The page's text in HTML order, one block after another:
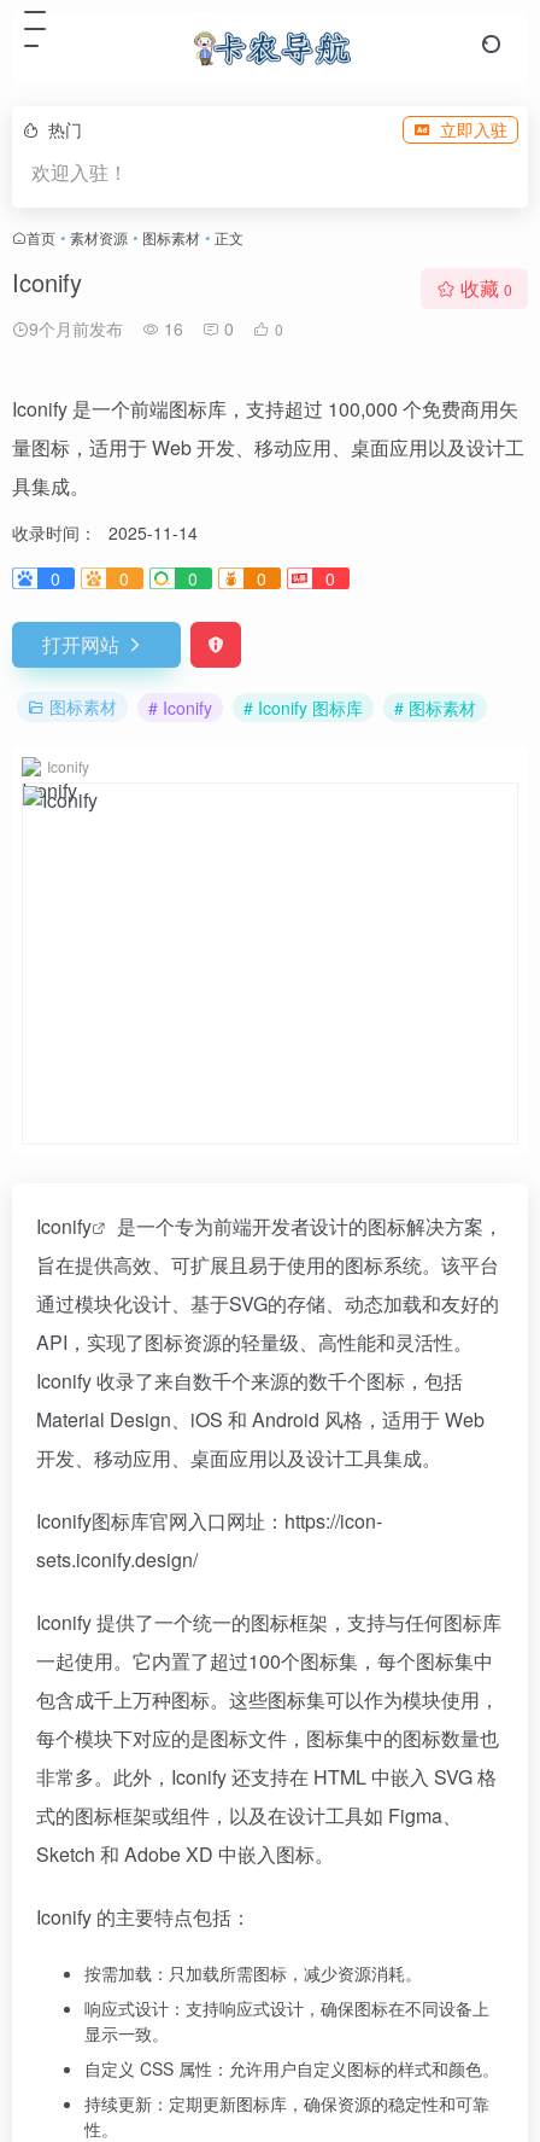
热门 立即入驻
欢迎入驻！
首页 • 素材资源 • 图标素材 • 正文
Iconify
9个月前发布 16 0 0
收藏 0
Iconify 是一个前端图标库，支持超过 100,000 个免费商用矢
量图标，适用于 Web 开发、移动应用、桌面应用以及设计工
具集成。
收录时间：
2025-11-14
0
0 0 0 0
打开网站
图标素材 # Iconify # Iconify 图标库 # 图标素材
Iconify
Iconify
是一个专为前端开发者设计的图标解决方案，
旨在提供高效、可扩展且易于使用的图标系统。该平台
通过模块化设计、基于SVG的存储、动态加载和友好的
API，实现了图标资源的轻量级、高性能和灵活性。
Iconify 收录了来自数千个来源的数千个图标，包括
Material Design、iOS 和 Android 风格，适用于 Web
开发、移动应用、桌面应用以及设计工具集成。
Iconify图标库官网入口网址：https://icon-
sets.iconify.design/
Iconify 提供了一个统一的图标框架，支持与任何图标库
一起使用。它内置了超过100个图标集，每个图标集中
包含成千上万种图标。这些图标集可以作为模块使用，
每个模块下对应的是图标文件，图标集中的图标数量也
非常多。此外，Iconify 还支持在 HTML 中嵌入 SVG 格
式的图标框架或组件，以及在设计工具如 Figma、
Sketch 和 Adobe XD 中嵌入图标。
Iconify 的主要特点包括：
按需加载：只加载所需图标，减少资源消耗。
响应式设计：支持响应式设计，确保图标在不同设备上
显示一致。
自定义 CSS 属性：允许用户自定义图标的样式和颜色。
持续更新：定期更新图标库，确保资源的稳定性和可靠
性。